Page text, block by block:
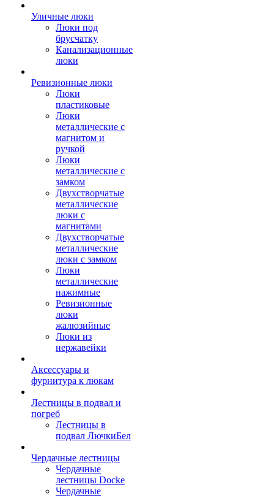
Уличные люки
Люки под
брусчатку
Канализационные
люки
Ревизионные люки
Люки
пластиковые
Люки
металлические с
магнитом и
ручкой
Люки
металлические с
замком
Двухстворчатые
металлические
люки с
магнитами
Двухстворчатые
металлические
люки с замком
Люки
металлические
нажимные
Ревизионные
люки
жалюзийные
Люки из
нержавейки
Аксессуары и
фурнитура к люкам
Лестницы в подвал и
погреб
Лестницы в
подвал ЛючкиБел
Чердачные лестницы
Чердачные
лестницы Docke
Чердачные